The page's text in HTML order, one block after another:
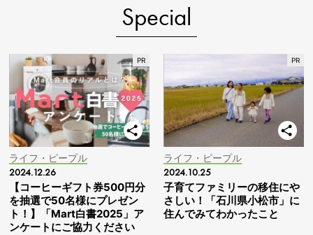
Special
ライフ・ピープル
2024.12.26
【コーヒーギフト券500円分
を抽選で50名様にプレゼン
ト！】「Mart白書2025」ア
ンケートにご協力ください
ライフ・ピープル
2024.10.25
子育てファミリーの移住にや
さしい！「石川県小松市」に
住んでみてわかったこと